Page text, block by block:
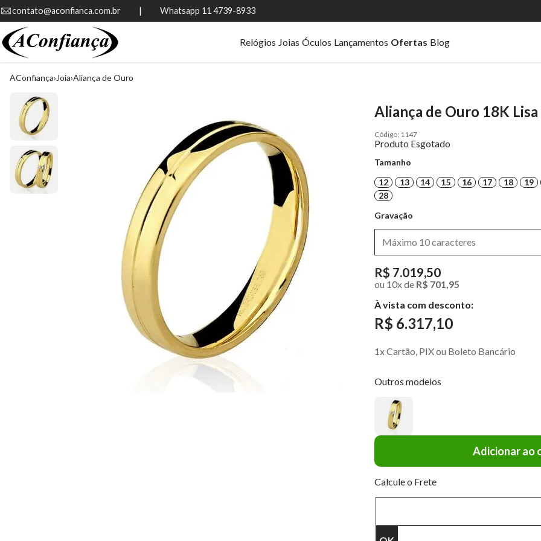
contato@aconfianca.com.br          |          Whatsapp 11 4739-8933
Relógios Joias Óculos Lançamentos Ofertas Blog
AConfiança Joia Aliança de Ouro
Aliança de Ouro 18K
1147
Produto Esgotado
Tamanho
12
13 14 15 16 17 18 19
28
Gravação
R$ 7.019,50
ou 10xde R$ 701,95
À vista com desconto:
R$ 6.317,10
1x Cartão, PIX ou Boleto Bancário
Outros modelos
Adicionar ao
Calcule o Frete